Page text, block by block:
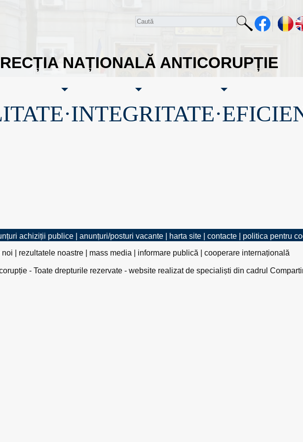
NAȚIONALĂ ANTICORUPȚIE
achiziții publice| anunțuri/posturi vacante| harta site| contacte| politica pentru
noi rezultatele noastre| mass media informare publică cooperare internațională
- Toate drepturile rezervate - website realizat de specialiști din cadrul